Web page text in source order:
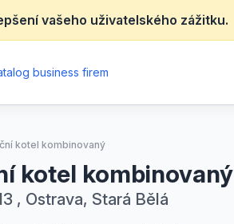
vašeho uživatelského zážitku.
business firem
kotel kombinovaný
kotel kombinovaný
, Ostrava, Stará Bělá